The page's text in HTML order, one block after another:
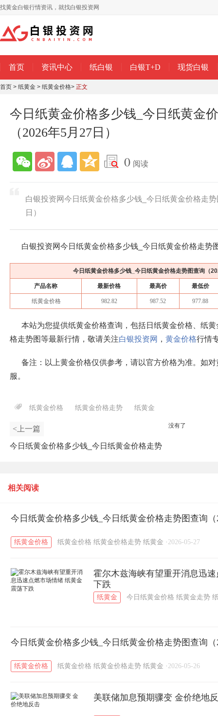
找黄金白银行情资讯，就找白银投资网
首页 资讯中心 纸白银 白银T+D 现货白银
首页 > 纸黄金 > 纸黄金价格> 正文
今日纸黄金价格多少钱_今日纸黄金
（2026年5月27日）
0 阅读
白银投资网今日纸黄金价格多少钱_今日纸黄金价格走
日）
白银投资网今日纸黄金价格多少钱_今日纸黄金价格走势
今日纸黄金价格多少钱_今日纸黄金价格走势图查询（
产品名称 最新价格 最高价 最低价
纸黄金价格 982.82 987.52 977.88
本站为您提供纸黄金价格查询，包括日纸黄金价格、纸
格走势图等最新行情，敬请关注白银投资网 ， 黄金价格行情
备注：以上黄金价格仅供参考，请以官方价格为准。如
服。
纸黄金价格 纸黄金价格走势 纸黄金
<上一篇
今日纸黄金价格多少钱_今日纸黄金价格走势
没有了
相关阅读
今日纸黄金价格多少钱_今日纸黄金价格走势图查询（
纸黄金价格 纸黄金价格 纸黄金价格走势 纸黄金 · 2026-05-27
霍尔木兹海峡有望重开消息迅
下跌
纸黄金 今日纸黄金价格 纸黄金走势
今日纸黄金价格多少钱_今日纸黄金价格走势图查询（
纸黄金价格 纸黄金价格 纸黄金价格走势 纸黄金 · 2026-05-26
美联储加息预期骤变 金价绝地